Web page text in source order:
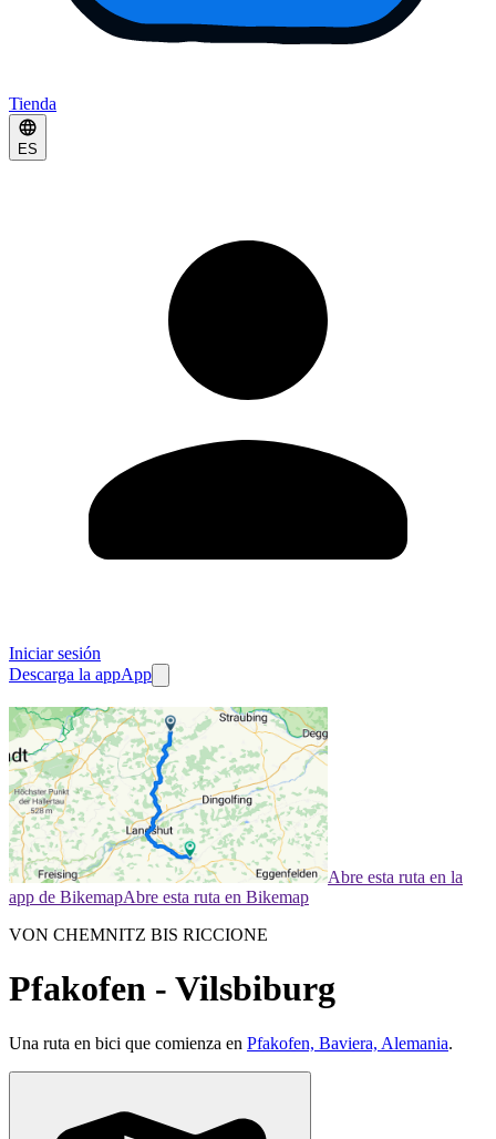
Tienda
ES
Iniciar sesión
Descarga la appApp
Abre esta ruta en la
app de BikemapAbre esta ruta en Bikemap
VON CHEMNITZ BIS RICCIONE
Pfakofen - Vilsbiburg
Una ruta en bici que comienza en Pfakofen, Baviera, Alemania.